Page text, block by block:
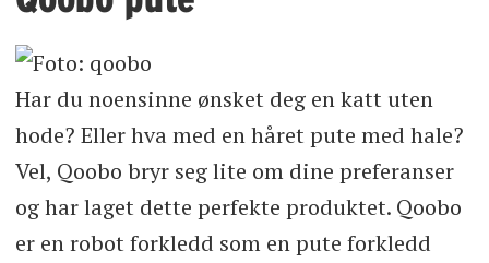
Har du noensinne ønsket deg en katt uten
hode? Eller hva med en håret pute med hale?
Vel, Qoobo bryr seg lite om dine preferanser
og har laget dette perfekte produktet. Qoobo
er en robot forkledd som en pute forkledd